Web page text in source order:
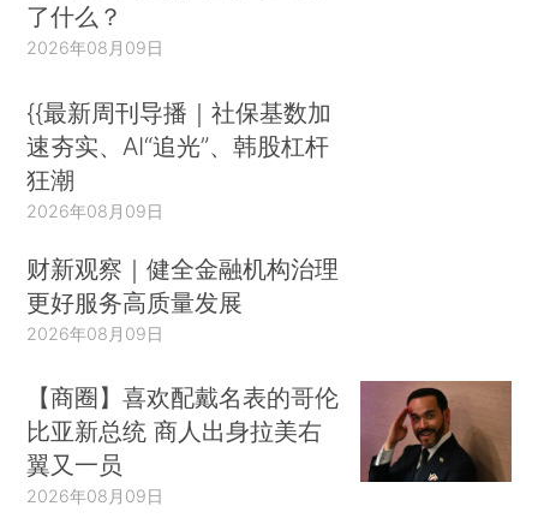
了什么？
2026年08月09日
{{最新周刊导播｜社保基数加
速夯实、AI“追光”、韩股杠杆
狂潮
2026年08月09日
财新观察｜健全金融机构治理
更好服务高质量发展
2026年08月09日
【商圈】喜欢配戴名表的哥伦
比亚新总统 商人出身拉美右
翼又一员
2026年08月09日